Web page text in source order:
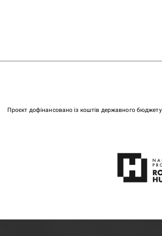
Проєкт дофінансовано із коштів державного